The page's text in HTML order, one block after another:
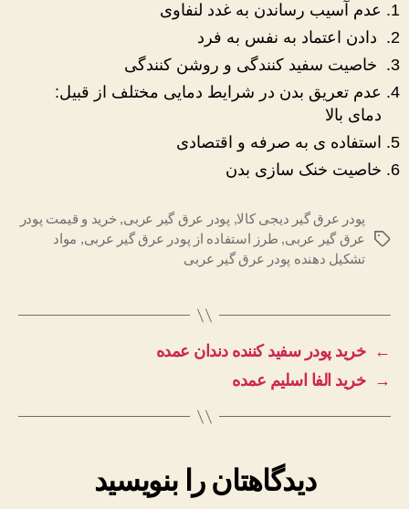
عدم آسیب رساندن به غدد لنفاوی
دادن اعتماد به نفس به فرد
خاصیت سفید کنندگی و روشن کنندگی
عدم تعریق بدن در شرایط دمایی مختلف از قبیل:
دمای بالا
استفاده ی به صرفه و اقتصادی
خاصیت خنک سازی بدن
برچسب‌ها
پودر عرق گیر دیجی کالا, پودر عرق گیر عربی, خرید و قیمت پودر
عرق گیر عربی, طرز استفاده از پودر عرق گیر عربی, مواد
تشکیل دهنده پودر عرق گیر عربی
←
خرید پودر سفید کننده دندان عمده
→
خرید الفا اسلیم عمده
دیدگاهتان را بنویسید